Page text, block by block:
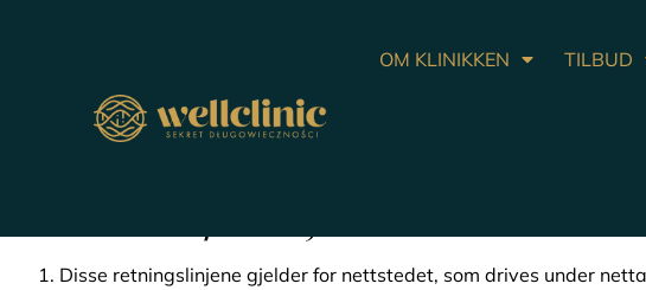
OM KLINIKKEN TILBUD
Disse retningslinjene gjelder for nettstedet, som drives under